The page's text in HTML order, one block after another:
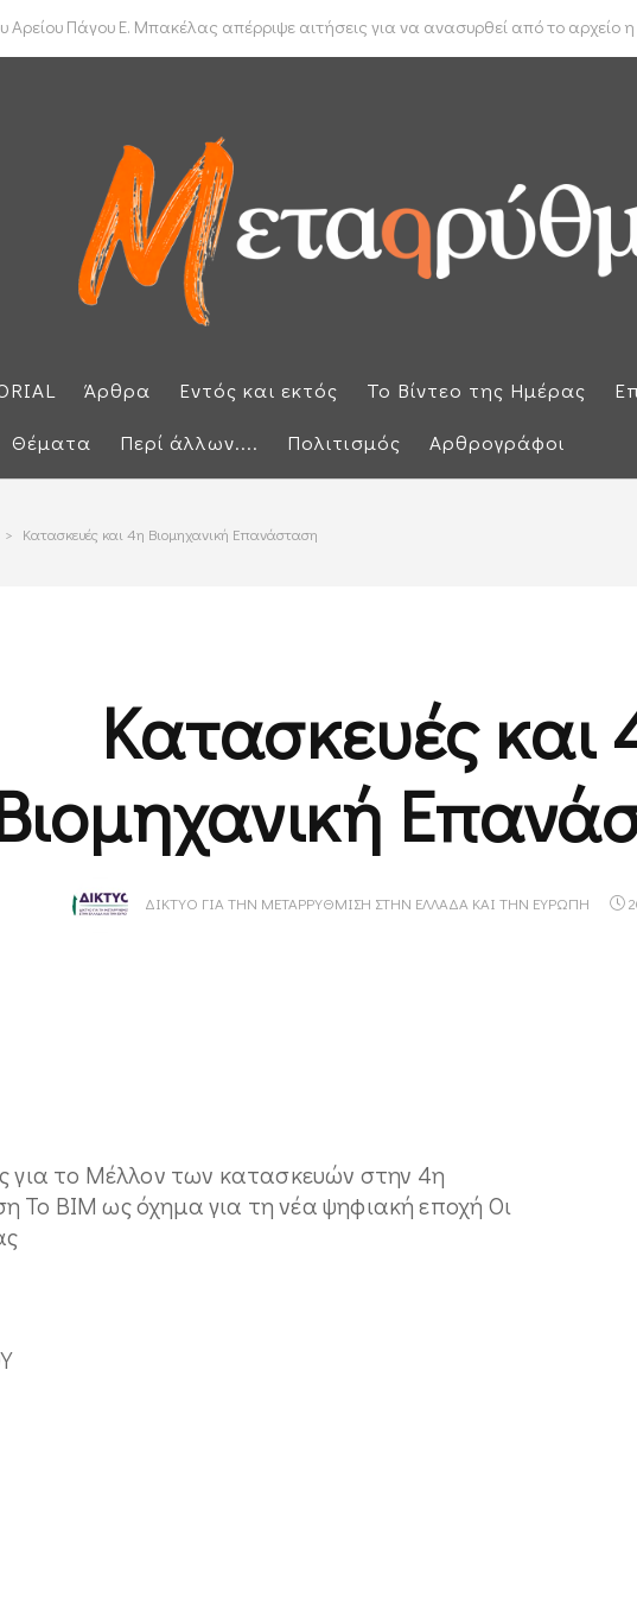
θέση η Ελλάδα για το πραγματικό διαθέσιμο εισόδημα των νοικοκυριών
Άρθρα Εντός και εκτός Το Βίντεο της Ημέρας
Θέματα Περί άλλων.... Πολιτισμός Αρθρογράφοι
> Κατασκευές και 4η Βιομηχανική Επανάσταση
Κατασκευές και
ΔΊΚΤΥΟ ΓΙΑ ΤΗΝ ΜΕΤΑΡΡΎΘΜΙΣΗ ΣΤΗΝ ΕΛΛΆΔΑ ΚΑΙ ΤΗΝ ΕΥΡΏΠΗ
για το Μέλλον των κατασκευών στην 4η
Το BIM ως όχημα για τη νέα ψηφιακή εποχή Οι